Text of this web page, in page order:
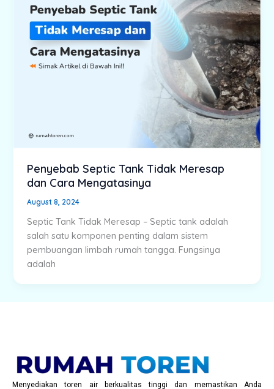
Penyebab Septic Tank Tidak Meresap
dan Cara Mengatasinya
August 8, 2024
Septic Tank Tidak Meresap – Septic tank adalah
salah satu komponen penting dalam sistem
pembuangan limbah rumah tangga. Fungsinya
adalah
Menyediakan toren air berkualitas tinggi dan memastikan Anda